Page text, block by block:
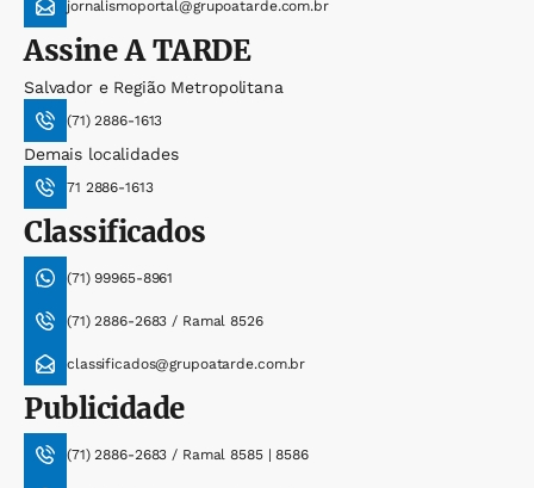
jornalismoportal@grupoatarde.com.br
AssineA TARDE
Salvador e Região Metropolitana
(71) 2886-1613
Demais localidades
71 2886-1613
Classificados
(71) 99965-8961
(71) 2886-2683 / Ramal 8526
classificados@grupoatarde.com.br
Publicidade
(71) 2886-2683 / Ramal 8585 | 8586